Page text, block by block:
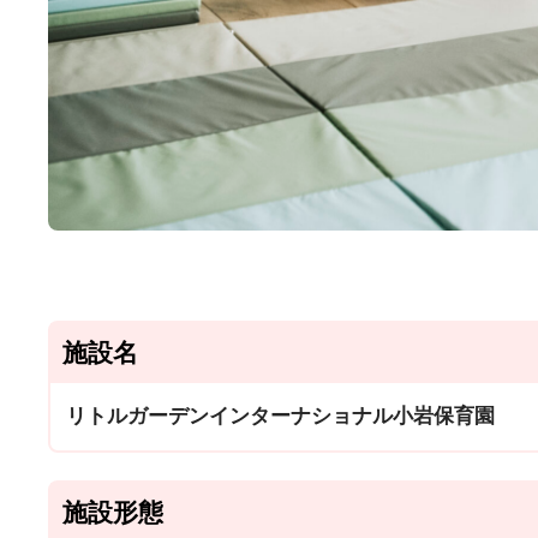
施設名
リトルガーデンインターナショナル小岩保育園
施設形態